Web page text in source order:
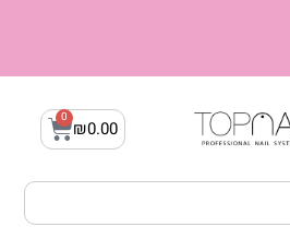
₪0.00
0
עגלת
קניות